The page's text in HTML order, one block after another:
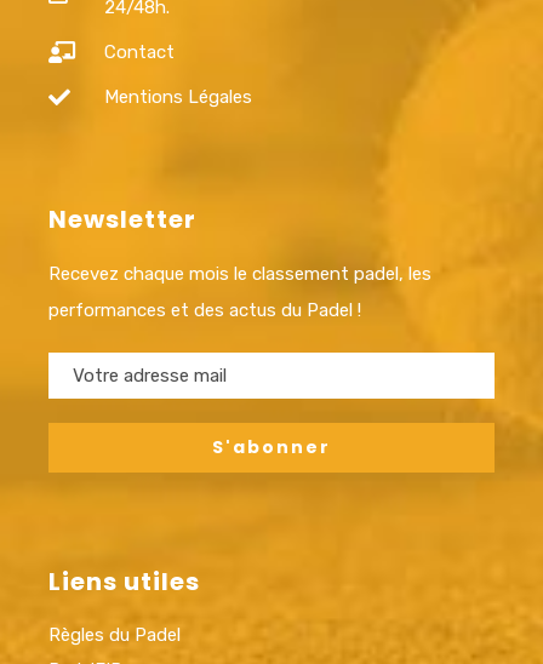
24/48h.
Contact
Mentions Légales
Newsletter
Recevez chaque mois le classement padel, les
performances et des actus du Padel !
Liens utiles
Règles du Padel